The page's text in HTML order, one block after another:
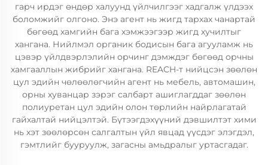
гарч ирдэг өндөр халуунд үйлчилгээг хадгалж үлдээх
боломжийг олгоно. Энэ агент нь жигд тархах чанартай
бөгөөд хамгийн бага хэмжээгээр жигд хучилтыг
хангана. Нийлмэл органик бодисын бага агууламж нь
цэвэр үйлдвэрлэлийн орчинг дэмждэг бөгөөд орчны
хамгааллын жибрийг хангана. REACH-т нийцсэн зөөлөн
цул эдийн чөлөөлөгчийн агент нь мебель, автомашин,
орны хуванцар зэрэг салбарт ашиглагддаг зөөлөн
полиуретан цул эдийн олон төрлийн найрлагатай
гайхалтай нийцэлтэй. Бүтээгдэхүүний дэвшилтэт хими
нь хэт зөөлөрсөн салгалтын үйл явцад үүсдэг элэгдэл,
гэмтлийг бууруулж, загасны амьдралыг уртасгадаг.